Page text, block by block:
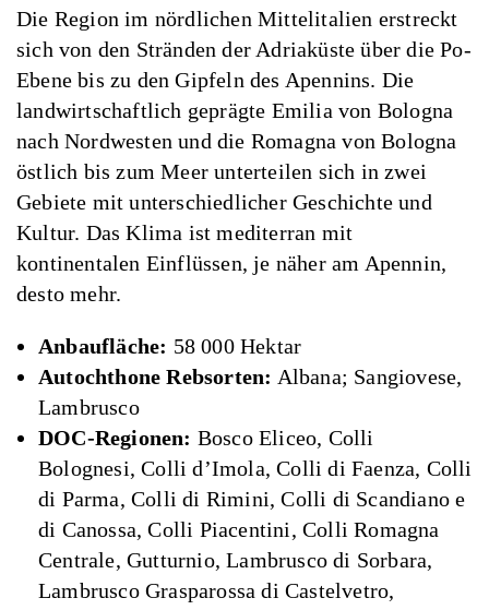
Die Region im nördlichen Mittelitalien erstreckt
sich von den Stränden der Adriaküste über die Po-
Ebene bis zu den Gipfeln des Apennins. Die
landwirtschaftlich geprägte Emilia von Bologna
nach Nordwesten und die Romagna von Bologna
östlich bis zum Meer unterteilen sich in zwei
Gebiete mit unterschiedlicher Geschichte und
Kultur. Das Klima ist mediterran mit
kontinentalen Einflüssen, je näher am Apennin,
desto mehr.
Anbaufläche: 58 000 Hektar
Autochthone Rebsorten: Albana; Sangiovese,
Lambrusco
DOC-Regionen: Bosco Eliceo, Colli
Bolognesi, Colli d’Imola, Colli di Faenza, Colli
di Parma, Colli di Rimini, Colli di Scandiano e
di Canossa, Colli Piacentini, Colli Romagna
Centrale, Gutturnio, Lambrusco di Sorbara,
Lambrusco Grasparossa di Castelvetro,